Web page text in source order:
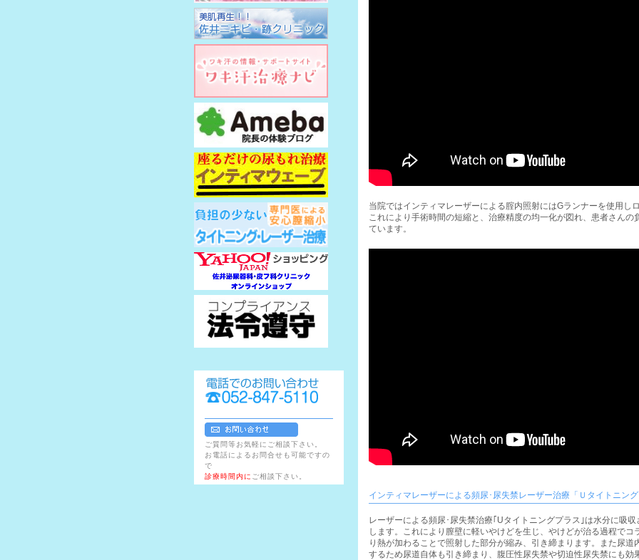
当院ではインティマレーザーによる腟内照射にはGランナーを使用し
これにより手術時間の短縮と、治療精度の均一化が図れ、患者さんの
ています。
インティマレーザーによる頻尿･尿失禁レーザー治療「Ｕタイトニング
レーザーによる頻尿･尿失禁治療｢Uタイトニングプラス｣は水分に吸
します。これにより膣壁に軽いやけどを生じ、やけどが治る過程でコ
り熱が加わることで照射した部分が縮み、引き締まります。また尿道
するため尿道自体も引き締まり、腹圧性尿失禁や切迫性尿失禁にも効
ご質問等お気軽にご相談下さい。
お電話によるお問合せも可能ですの
で
診療時間内に ご相談下さい。